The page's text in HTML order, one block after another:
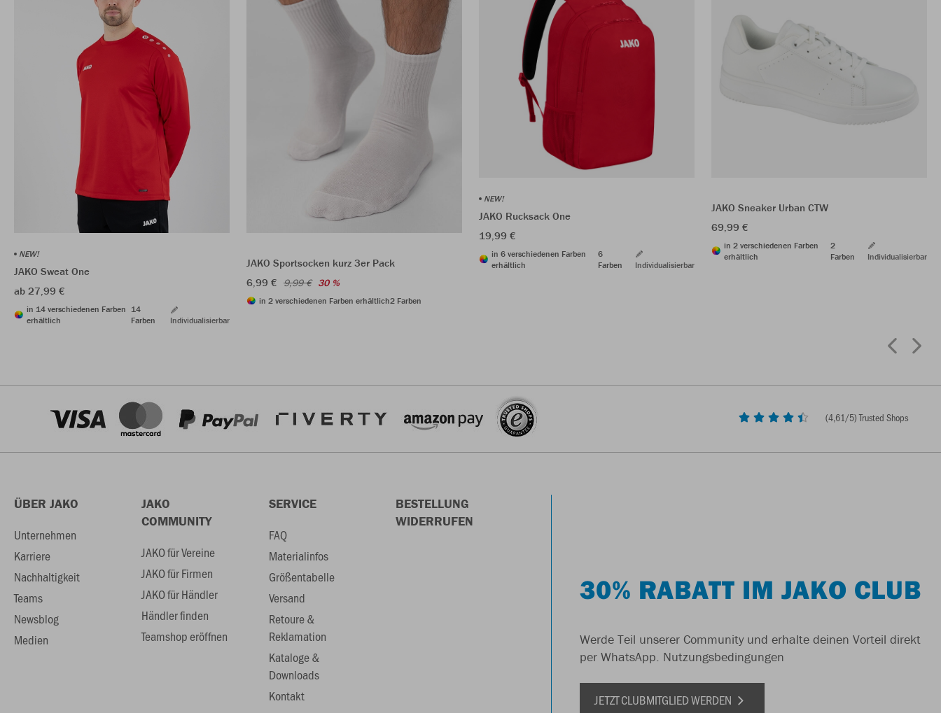
NEW!
JAKO Sweat One
ab 27,99 €
in 14 verschiedenen Farben
erhältlich
14
Farben
Individualisierbar
JAKO Sportsocken kurz 3er Pack
6,99 € 9,99 € 30 %
in 2 verschiedenen Farben erhältlich2 Farben
NEW!
JAKO Rucksack One
19,99 €
in 6 verschiedenen Farben
erhältlich
6
Farben
Individualisierbar
JAKO Sneaker Urban CTW
69,99 €
in 2 verschiedenen Farben
erhältlich
2
Farben
Individualisierbar
(4,61/5) Trusted Shops
ÜBER JAKO
Unternehmen
Karriere
Nachhaltigkeit
Teams
Newsblog
Medien
JAKO
COMMUNITY
JAKO für Vereine
JAKO für Firmen
JAKO für Händler
Händler finden
Teamshop eröffnen
SERVICE
FAQ
Materialinfos
Größentabelle
Versand
Retoure &
Reklamation
Kataloge &
Downloads
Kontakt
BESTELLUNG
WIDERRUFEN
30% RABATT IM JAKO CLUB
Werde Teil unserer Community und erhalte deinen Vorteil direkt
per WhatsApp. Nutzungsbedingungen
JETZT CLUBMITGLIED WERDEN